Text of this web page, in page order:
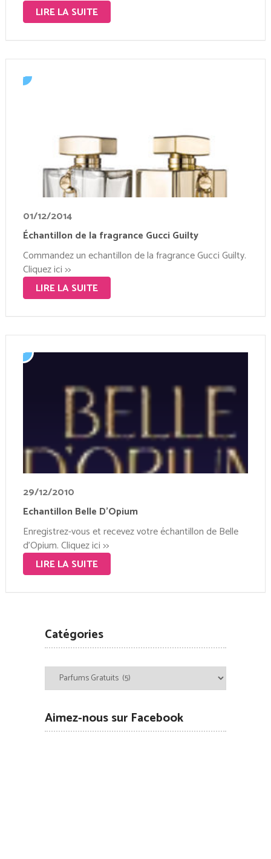
LIRE LA SUITE
01/12/2014
Échantillon de la fragrance Gucci Guilty
Commandez un echantillon de la fragrance Gucci Guilty.
Cliquez ici >>
LIRE LA SUITE
29/12/2010
Echantillon Belle D’Opium
Enregistrez-vous et recevez votre échantillon de Belle
d’Opium. Cliquez ici >>
LIRE LA SUITE
Catégories
Catégories
Aimez-nous sur Facebook